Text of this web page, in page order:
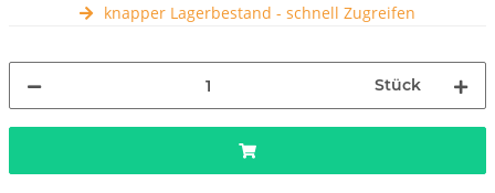
knapper Lagerbestand - schnell Zugreifen
Stück